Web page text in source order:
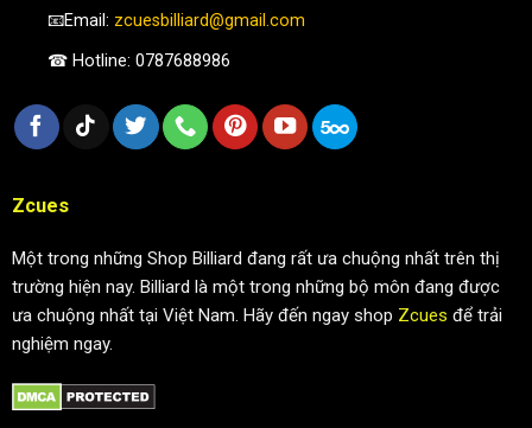
📧Email: zcuesbilliard@gmail.com
☎ Hotline: 0787688986
Zcues
Một trong những Shop Billiard đang rất ưa chuộng nhất trên thị
trường hiện nay. Billiard là một trong những bộ môn đang được
ưa chuộng nhất tại Việt Nam. Hãy đến ngay shop Zcues để trải
nghiệm ngay.